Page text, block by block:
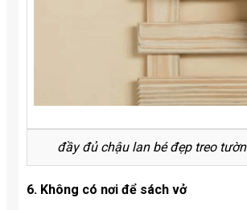
đầy đủ chậu lan bé đẹp treo
6. Không có nơi để sách vở